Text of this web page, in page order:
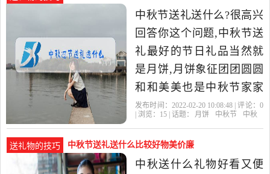
中秋节送礼送什么?很高兴
回答你这个问题,中秋节送
礼最好的节日礼品当然就
是月饼,月饼象征团团圆圆
和和美美也是中秋节家家
必备的美食之一,除了月饼
发布时间：2022-02-20 10:08:48 | 评论： 0
| 浏览： 15 | 话题： 月饼 中秋节 中秋
送礼物的技巧 中秋节送礼送什么比较好物美价廉
中秋送什么礼物好看又便